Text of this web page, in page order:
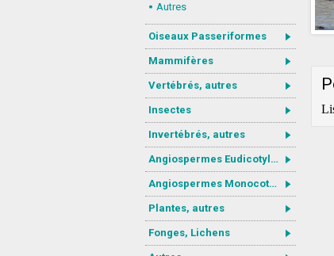
Autres
Oiseaux Passeriformes
Mammifères
Vertébrés, autres
Insectes
Invertébrés, autres
Angiospermes Eudicotylédones
Angiospermes Monocotylédones
Plantes, autres
Fonges, Lichens